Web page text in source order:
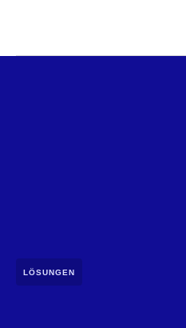
LÖSUNGEN